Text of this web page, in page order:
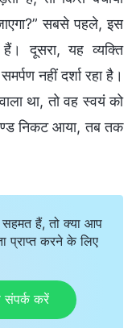
सबसे पहले, इस
दूसरा, यह व्यक्ति
नहीं दर्शा रहा है।
था, तो वह स्वयं को
निकट आया, तब तक
हैं, तो क्या आप
प्राप्त करने के लिए
करें